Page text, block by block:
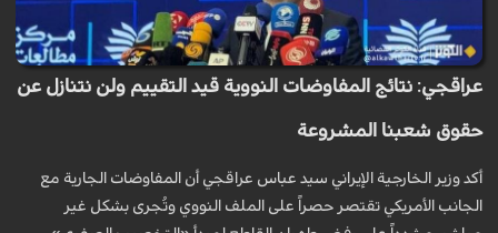
عراقجي: نتائج المفاوضات النووية قيد التقييم ولن نتنازل عن
حقوق شعبنا المشروعة
أكد وزير الخارجية الإيراني سيد عباس عراقجي أن المفاوضات الجارية مع
الجانب الأمريكي تقتصر حصراً على الملف النووي وتُجرى بشكل غير